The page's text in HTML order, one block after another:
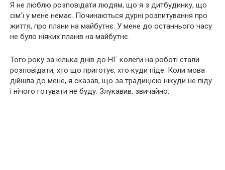
Я не люблю розповідати людям, що я з дитбудинку, що
сім’ї у мене немає. Починаються дурні розпитування про
життя, про плани на майбутнє. У мене до останнього часу
не було ніяких планів на майбутнє.
Того року за кілька днів до НГ колеги на роботі стали
розповідати, хто що приготує, хто куди піде. Коли мова
дійшла до мене, я сказав, що за традицією нікуди не піду
і нічого готувати не буду. Злукавив, звичайно.